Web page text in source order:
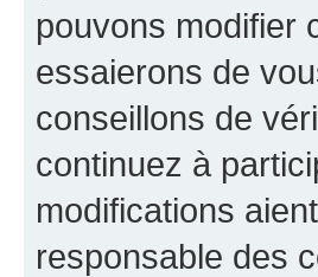
pouvons modifier
essaierons de
conseillons de
continuez à
modifications
responsable des